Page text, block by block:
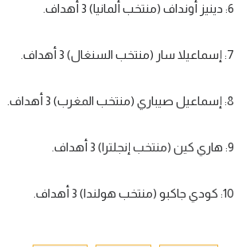
6: دينيز أونداف (منتخب ألمانيا) 3 أهداف.
7: إسماعيلا سار (منتخب السنغال) 3 أهداف.
8: إسماعيل صيباري (منتخب المغرب) 3 أهداف.
9: هاري كين (منتخب إنجلترا) 3 أهداف.
10: كودي جاكبو (منتخب هولندا) 3 أهداف.